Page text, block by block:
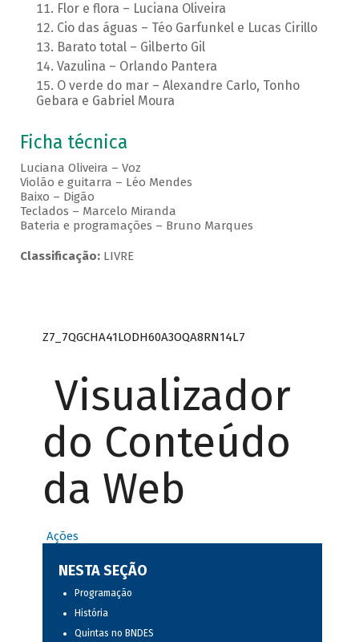
Flor e flora – Luciana Oliveira
Cio das águas – Téo Garfunkel e Lucas Cirillo
Barato total – Gilberto Gil
Vazulina – Orlando Pantera
O verde do mar – Alexandre Carlo, Tonho
Gebara e Gabriel Moura
Ficha técnica
Luciana Oliveira – Voz
Violão e guitarra – Léo Mendes
Baixo – Digão
Teclados – Marcelo Miranda
Bateria e programações – Bruno Marques
Classificação:LIVRE
Z7_7QGCHA41LODH60A3OQA8RN14L7
Visualizador
do Conteúdo
da Web
Ações
NESTA SEÇÃO
Programação
História
Quintas no BNDES